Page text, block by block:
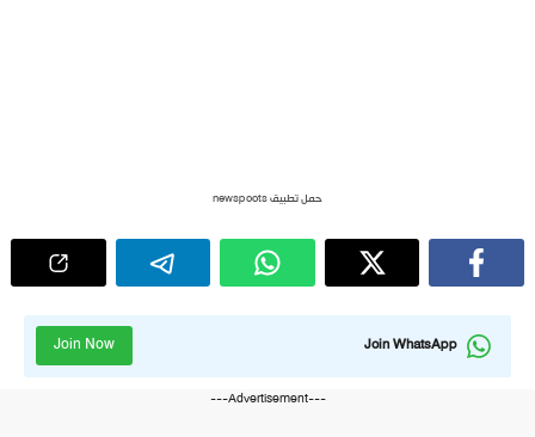
حمل تطبيق newspoots
Join WhatsApp
Join Now
---Advertisement---